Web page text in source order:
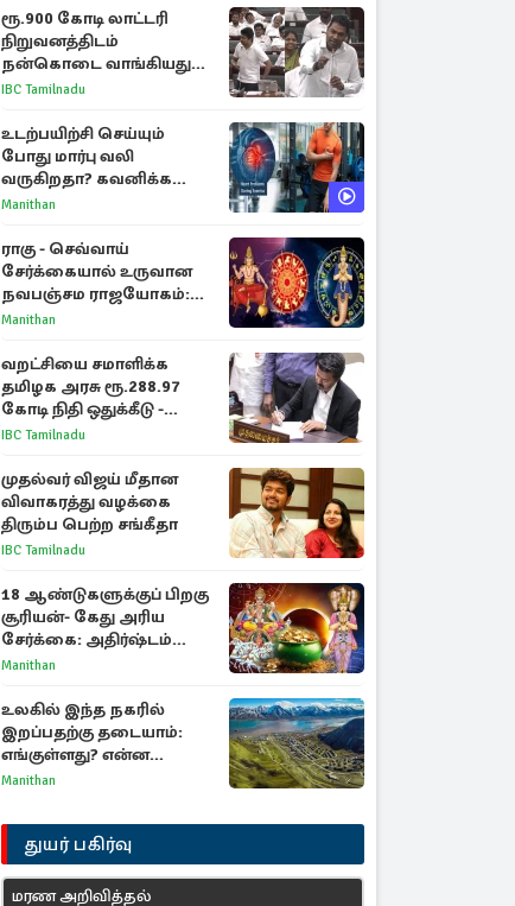
ரூ.900 கோடி லாட்டரி
நிறுவனத்திடம்
நன்கொடை வாங்கியது
ஏன்? உதயநிதி - ஆதவ்
IBC Tamilnadu
உடற்பயிற்சி செய்யும்
போது மார்பு வலி
வருகிறதா? கவனிக்க
வேண்டிய எச்சரிக்கை
Manithan
ராகு - செவ்வாய்
சேர்க்கையால் உருவான
நவபஞ்சம ராஜயோகம்:
அதிர்ஷ்டம் பெறும் 3
Manithan
வறட்சியை சமாளிக்க
தமிழக அரசு ரூ.288.97
கோடி நிதி ஒதுக்கீடு -
வெளியான அரசாணை
IBC Tamilnadu
முதல்வர் விஜய் மீதான
விவாகரத்து வழக்கை
திரும்ப பெற்ற சங்கீதா
IBC Tamilnadu
18 ஆண்டுகளுக்குப் பிறகு
சூரியன்- கேது அரிய
சேர்க்கை: அதிர்ஷ்டம்
பெறும் 3 ராசிகள்!
Manithan
உலகில் இந்த நகரில்
இறப்பதற்கு தடையாம்:
எங்குள்ளது? என்ன
காரணம் தெரியுமா?
Manithan
துயர் பகிர்வு
மரண அறிவித்தல்